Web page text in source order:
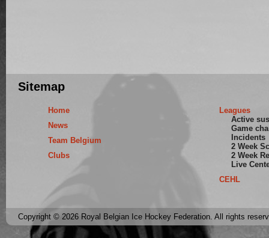
Sitemap
Home
News
Team Belgium
Clubs
Leagues
Active
Game
Incidents
2 Week
2 Week
Live
CEHL
Copyright © 2026 Royal Belgian Ice Hockey Federation. All rights